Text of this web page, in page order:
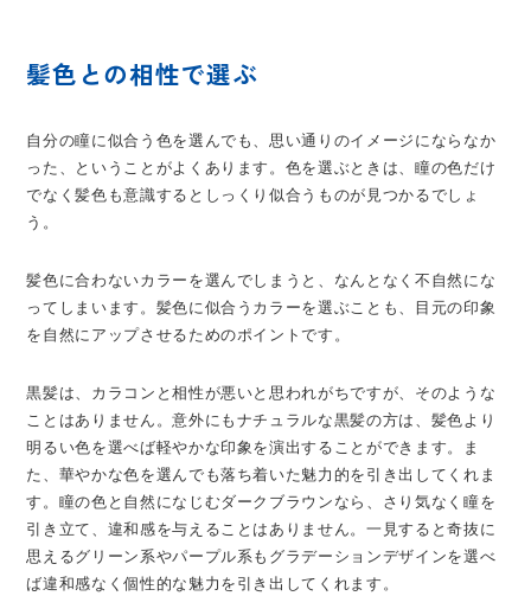
髪色との相性で選ぶ
自分の瞳に似合う色を選んでも、思い通りのイメージにならなか
った、ということがよくあります。色を選ぶときは、瞳の色だけ
でなく髪色も意識するとしっくり似合うものが見つかるでしょ
う。
髪色に合わないカラーを選んでしまうと、なんとなく不自然にな
ってしまいます。髪色に似合うカラーを選ぶことも、目元の印象
を自然にアップさせるためのポイントです。
黒髪は、カラコンと相性が悪いと思われがちですが、そのような
ことはありません。意外にもナチュラルな黒髪の方は、髪色より
明るい色を選べば軽やかな印象を演出することができます。ま
た、華やかな色を選んでも落ち着いた魅力的を引き出してくれま
す。瞳の色と自然になじむダークブラウンなら、さり気なく瞳を
引き立て、違和感を与えることはありません。一見すると奇抜に
思えるグリーン系やパープル系もグラデーションデザインを選べ
ば違和感なく個性的な魅力を引き出してくれます。